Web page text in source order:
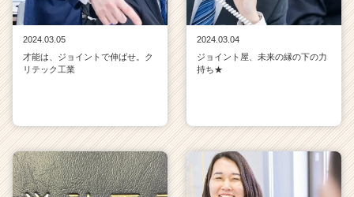
2024.03.05
才能は、ジョイントで伸ばせ。ク
リテック工業
2024.03.04
ジョイント屋、未来の縁の下の力
持ち★